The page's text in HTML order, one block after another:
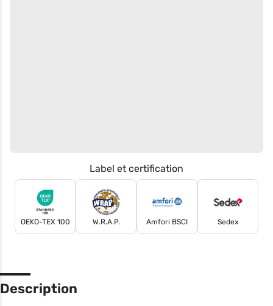
Label et certification
OEKO-TEX 100 W.R.A.P. Amfori BSCI Sedex
Description